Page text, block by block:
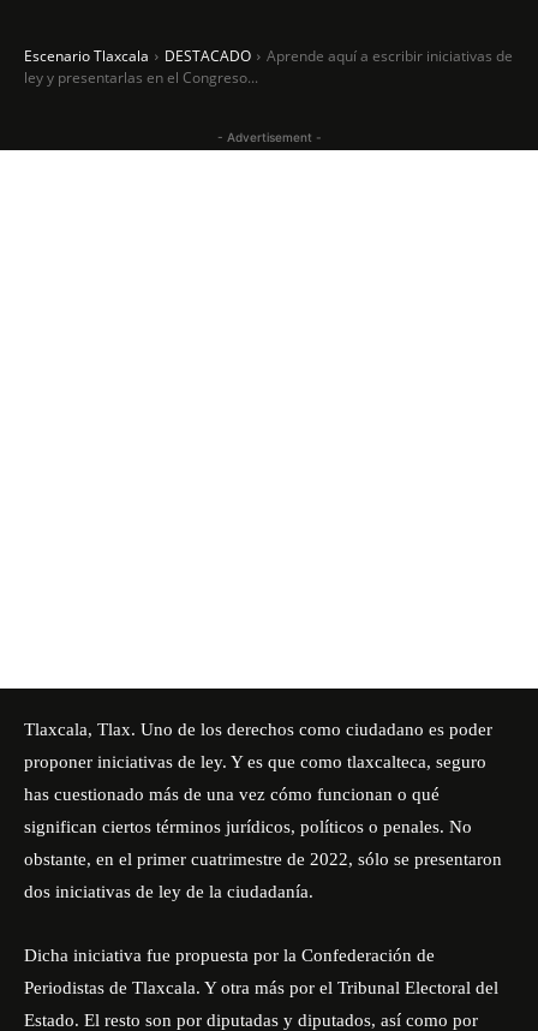
Escenario Tlaxcala DESTACADO
Aprende aquí a escribir iniciativas de
ley y presentarlas en el Congreso...
- Advertisement -
Tlaxcala, Tlax. Uno de los derechos como ciudadano es poder
proponer iniciativas de ley. Y es que como tlaxcalteca, seguro
has cuestionado más de una vez cómo funcionan o qué
significan ciertos términos jurídicos, políticos o penales. No
obstante, en el primer cuatrimestre de 2022, sólo se presentaron
dos iniciativas de ley de la ciudadanía.
Dicha iniciativa fue propuesta por la Confederación de
Periodistas de Tlaxcala. Y otra más por el Tribunal Electoral del
Estado. El resto son por diputadas y diputados, así como por